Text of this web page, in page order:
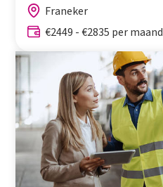
Franeker
€2449 - €2835 per maand